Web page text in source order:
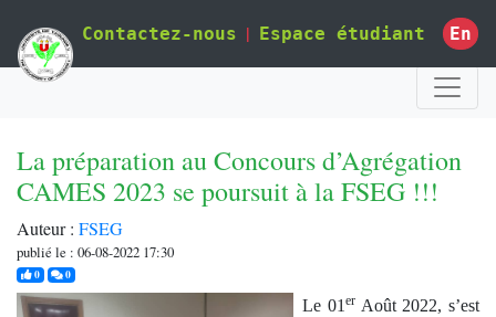
Contactez-nous | Espace étudiant En
La préparation au Concours d’Agrégation
CAMES 2023 se poursuit à la FSEG !!!
Auteur : FSEG
publié le : 06-08-2022 17:30
0j'aime0commentaires
Le 01 erAoût 2022, s’est